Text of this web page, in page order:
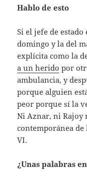
Hablo de esto
Si el jefe de
domingo y la del
explícita como la
a un herido por
ambulancia, y
porque alguien
peor porque sí la
Ni Aznar, ni Rajoy
contemporánea
VI.
¿Unas palabras